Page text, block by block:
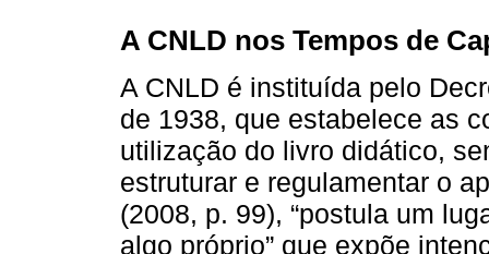
A CNLD nos Tempos de
A CNLD é instituída pelo
de 1938, que estabelece as
utilização do livro didático,
estruturar e regulamentar o
(2008, p. 99), “postula um
algo próprio” que expõe